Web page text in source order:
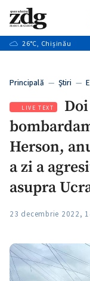
+9
+1
Caută
26°C, Chișinău
Principală — Ştiri —
LIVE TEXT
Herson,
a zi a
asupra
23 decembrie 2022,